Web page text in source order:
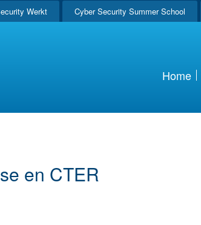
Werkt Cyber Security Summer School
Home
en CTER